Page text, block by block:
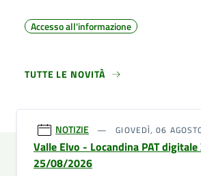
Accesso all'informazione
TUTTE LE NOVITÀ
NOTIZIE GIOVEDÌ, 06
Valle Elvo - Locandina PAT
25/08/2026